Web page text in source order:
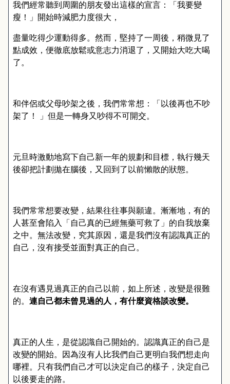
我們經常聽到周圍的朋友發出這樣的宣言：「我要變
瘦！」開始時減肥力度很大，
盡量吃得少運動得多。然而，堅持了一周後，稍微見了
點成效，便徹底放鬆或意志力消退了，又開始大吃大喝
了。
和伴侶或父母吵架之後，我們常常想：「以後再也不吵
架了！
」但是一轉身又吵得不可開交。
元旦時激動地寫下自己新一年的規劃和目標，執行幾天
後卻把計劃拋在腦後，又回到了以前懶散的狀態。
我們常常想要改變，結果往往事與願違。漸漸地，有的
人甚至會陷入「自己真的已經無藥可救了」的自我放棄
之中。無法改變，究其原因，還是我們沒有認識真正的
自己，沒有接受並面對真正的自己。
在沒有遇見過真正的自己以前，如上所述，改變是很難
的。 連自己都未曾見過的人，有什麼資格談改變。
真正的人生，是從認識自己開始的。認識真正的自己是
改變的開始。因為沒有人比我們自己更明白我們想走向
哪裡。只有我們自己才可以決定自己的樣子，決定自己
以後要走的路。